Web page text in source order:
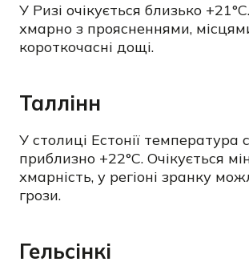
У Ризі очікується близько
хмарно з проясненнями,
короткочасні дощі.
Таллінн
У столиці Естонії температура
приблизно +22°C. Очікується
хмарність, у регіоні зранку
грози.
Гельсінкі